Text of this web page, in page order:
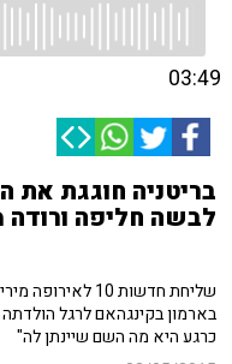
03:49
בריטניה חוגגת את
לבשה חליפה
שליחת חדשות 10
בארמון בקינגהאם לרגל
כרגע היא מה השם שיינתן לה"